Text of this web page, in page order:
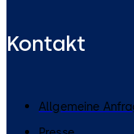
Kontakt
Allgemeine